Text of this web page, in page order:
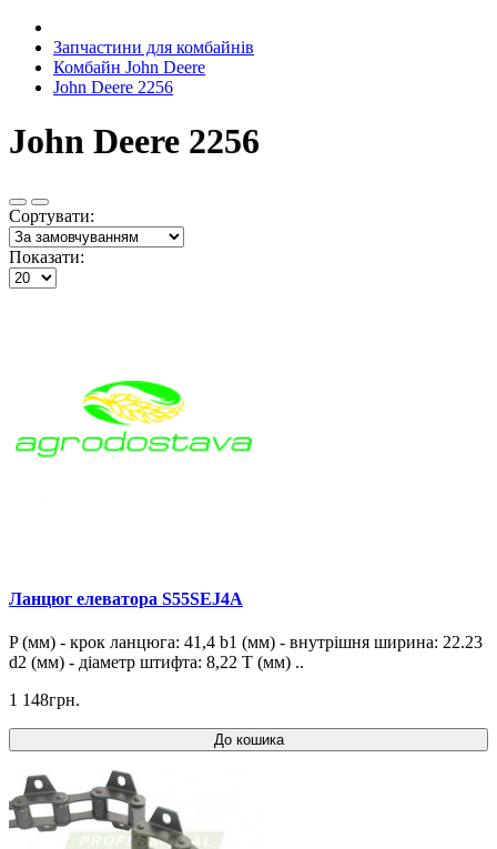
Запчастини для комбайнів
Комбайн John Deere
John Deere 2256
John Deere 2256
Сортувати:
Показати:
Ланцюг елеватора S55SEJ4A
P (мм) - крок ланцюга: 41,4 b1 (мм) - внутрішня ширина: 22.23
d2 (мм) - діаметр штифта: 8,22 T (мм) ..
1 148грн.
До кошика